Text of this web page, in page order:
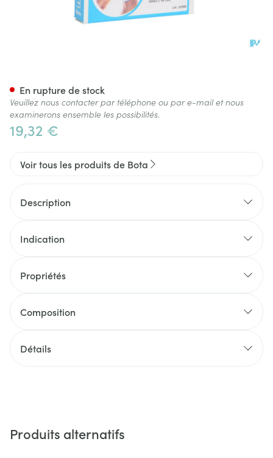
19,32 €
En rupture de stock
Veuillez nous contacter par téléphone ou par e-mail et nous
examinerons ensemble les possibilités.
Voir tous les produits de Bota
Description
Indication
Propriétés
Composition
Détails
Produits alternatifs